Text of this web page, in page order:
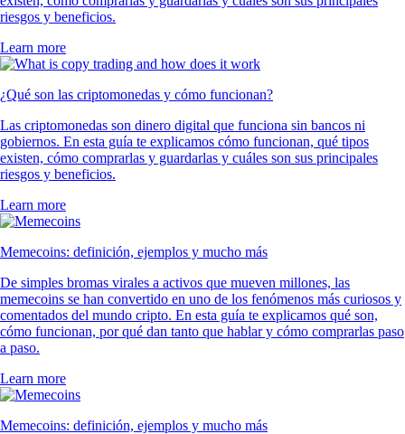
riesgos y beneficios.
Learn more
¿Qué son las criptomonedas y cómo funcionan?
Las criptomonedas son dinero digital que funciona sin bancos ni
gobiernos. En esta guía te explicamos cómo funcionan, qué tipos
existen, cómo comprarlas y guardarlas y cuáles son sus principales
riesgos y beneficios.
Learn more
Memecoins: definición, ejemplos y mucho más
De simples bromas virales a activos que mueven millones, las
memecoins se han convertido en uno de los fenómenos más curiosos y
comentados del mundo cripto. En esta guía te explicamos qué son,
cómo funcionan, por qué dan tanto que hablar y cómo comprarlas paso
a paso.
Learn more
Memecoins: definición, ejemplos y mucho más